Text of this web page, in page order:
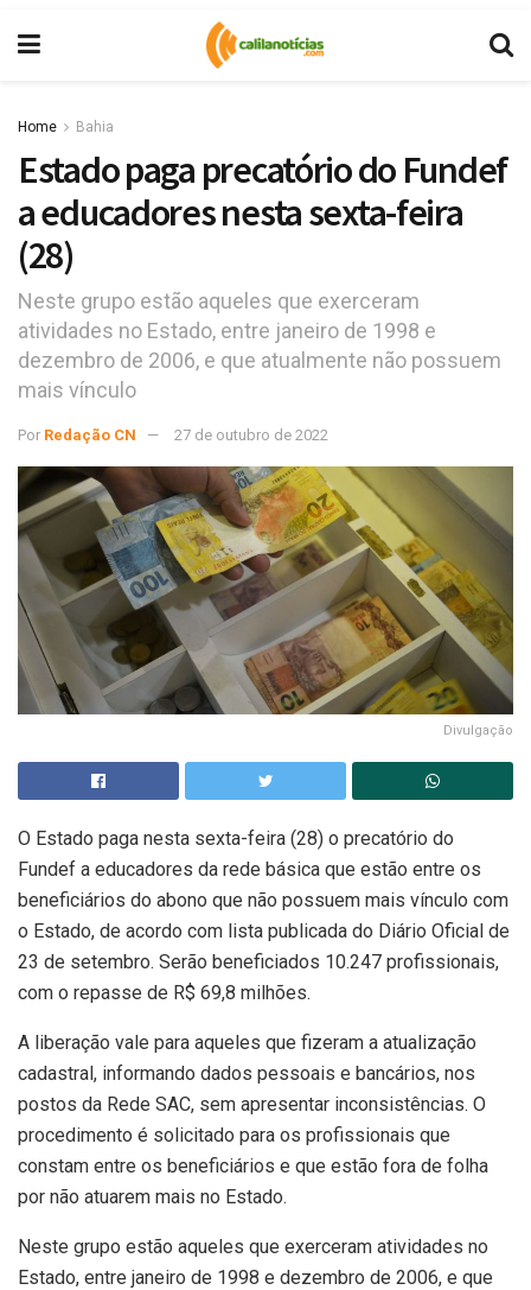
Home Bahia
Estado paga precatório do Fundef
a educadores nesta sexta-feira
(28)
Neste grupo estão aqueles que exerceram
atividades no Estado, entre janeiro de 1998 e
dezembro de 2006, e que atualmente não possuem
mais vínculo
Por Redação CN 27 de outubro de 2022
Divulgação
O Estado paga nesta sexta-feira (28) o precatório do
Fundef a educadores da rede básica que estão entre os
beneficiários do abono que não possuem mais vínculo com
o Estado, de acordo com lista publicada do Diário Oficial de
23 de setembro. Serão beneficiados 10.247 profissionais,
com o repasse de R$ 69,8 milhões.
A liberação vale para aqueles que fizeram a atualização
cadastral, informando dados pessoais e bancários, nos
postos da Rede SAC, sem apresentar inconsistências. O
procedimento é solicitado para os profissionais que
constam entre os beneficiários e que estão fora de folha
por não atuarem mais no Estado.
Neste grupo estão aqueles que exerceram atividades no
Estado, entre janeiro de 1998 e dezembro de 2006, e que